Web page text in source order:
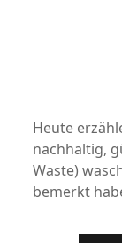
Heute
nachhaltig,
Waste)
bemerkt